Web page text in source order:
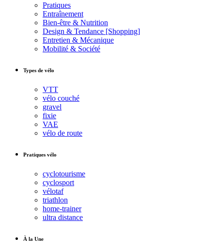
Pratiques
Entraînement
Bien-être & Nutrition
Design & Tendance [Shopping]
Entretien & Mécanique
Mobilité & Société
Types de vélo
VTT
vélo couché
gravel
fixie
VAE
vélo de route
Pratiques vélo
cyclotourisme
cyclosport
vélotaf
triathlon
home-trainer
ultra distance
À la Une